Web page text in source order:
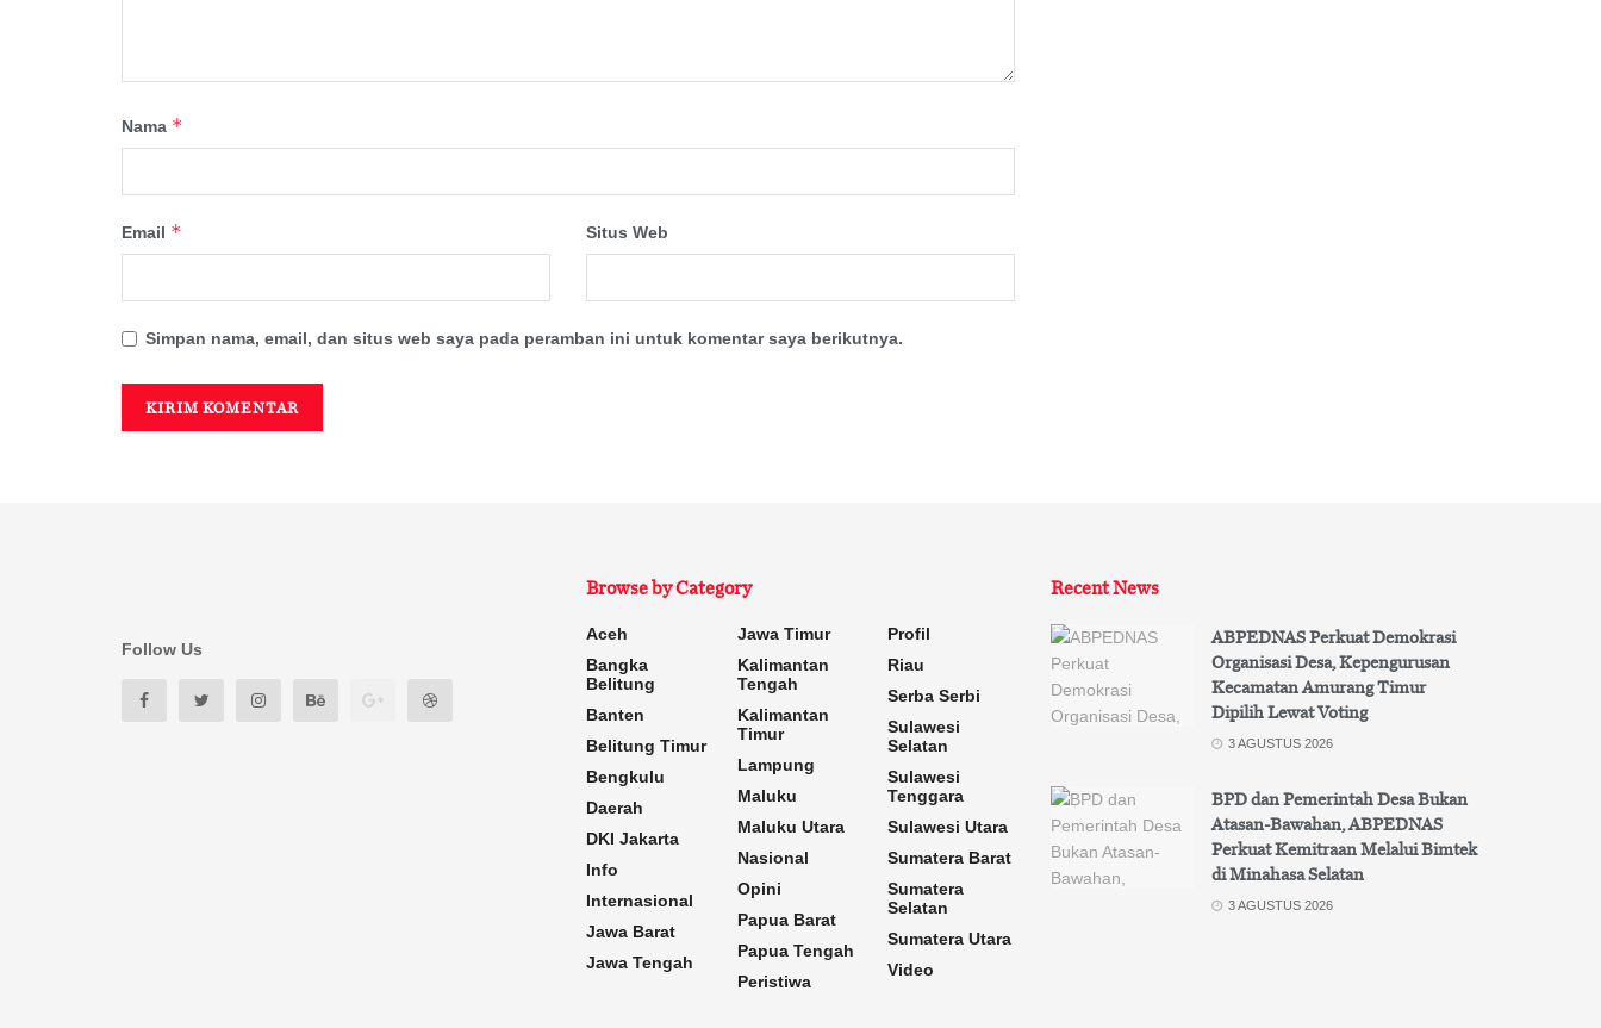
Nama *
Email * Situs Web
Simpan nama, email, dan situs web saya pada peramban ini untuk komentar saya berikutnya.
Follow Us
Browse by Category
Aceh
Bangka
Belitung
Banten
Belitung Timur
Bengkulu
Daerah
DKI Jakarta
Info
Internasional
Jawa Barat
Jawa Tengah
Jawa Timur
Kalimantan
Tengah
Kalimantan
Timur
Lampung
Maluku
Maluku Utara
Nasional
Opini
Papua Barat
Papua Tengah
Peristiwa
Profil
Riau
Serba Serbi
Sulawesi
Selatan
Sulawesi
Tenggara
Sulawesi Utara
Sumatera Barat
Sumatera
Selatan
Sumatera Utara
Video
Recent News
ABPEDNAS Perkuat Demokrasi
Organisasi Desa, Kepengurusan
Kecamatan Amurang Timur
Dipilih Lewat Voting
3 AGUSTUS 2026
BPD dan Pemerintah Desa Bukan
Atasan-Bawahan, ABPEDNAS
Perkuat Kemitraan Melalui Bimtek
di Minahasa Selatan
3 AGUSTUS 2026